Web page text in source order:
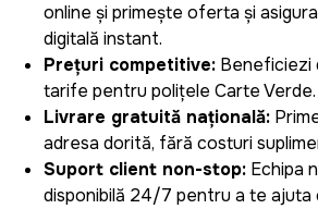
online și primește oferta și
digitală instant.
Prețuri competitive: Beneficiezi
tarife pentru polițele Carte Verde.
Livrare gratuită națională:
adresa dorită, fără costuri
Suport client non-stop: Echipa
disponibilă 24/7 pentru a te ajuta